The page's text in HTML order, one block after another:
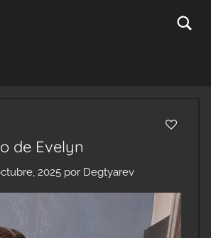
de Evelyn
2025 por Degtyarev